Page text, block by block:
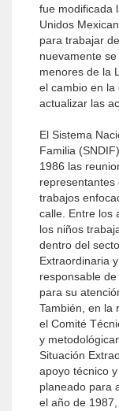
fue modificada
Unidos
para trabajar
nuevamente
menores de la
el cambio en
actualizar las
El Sistema
Familia
1986 las
representantes
trabajos
calle. Entre los
los niños
dentro del
Extraordinaria
responsable
para su
También, en la
el Comité
y
Situación
apoyo técnico
planeado para
el año de